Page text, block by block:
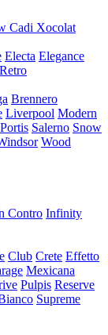
Cadi Xocolat
Electa Elegance
Retro
Brennero
Liverpool Modern
Portis Salerno Snow
Wood
Contro Infinity
Club Crete Effetto
Mexicana
Pulpis Reserve
Supreme